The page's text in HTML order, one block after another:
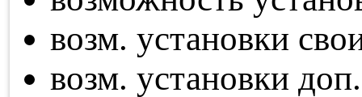
возм. установки
возм. установки